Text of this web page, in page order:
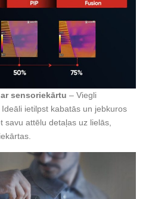
sensoriekārtu – Viegli
ietilpst kabatās un jebkuros
savu attēlu detaļas uz lielās,